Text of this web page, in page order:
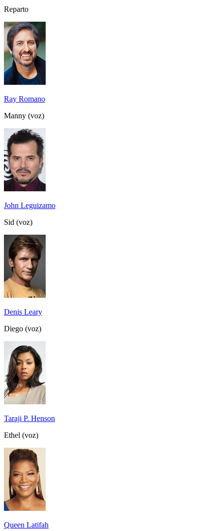
Reparto
Ray Romano
Manny (voz)
John Leguizamo
Sid (voz)
Denis Leary
Diego (voz)
Taraji P. Henson
Ethel (voz)
Queen Latifah